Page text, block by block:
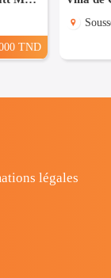
TND
légales